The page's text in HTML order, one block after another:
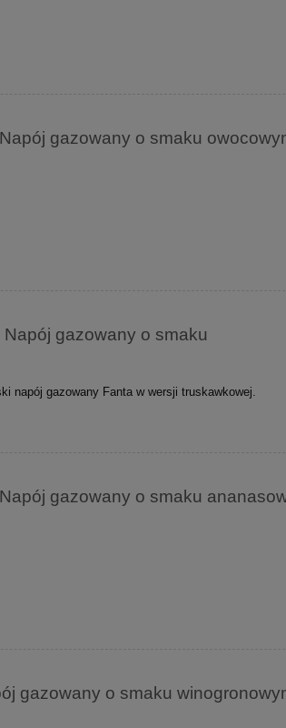
gazowany o smaku
gazowany o smaku
napój gazowany Fanta w wersji truskawkowej.
gazowany o smaku
gazowany o smaku